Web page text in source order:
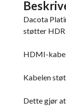
Dacota
støtter HDR
HDMI-
Kabelen
Dette gjør